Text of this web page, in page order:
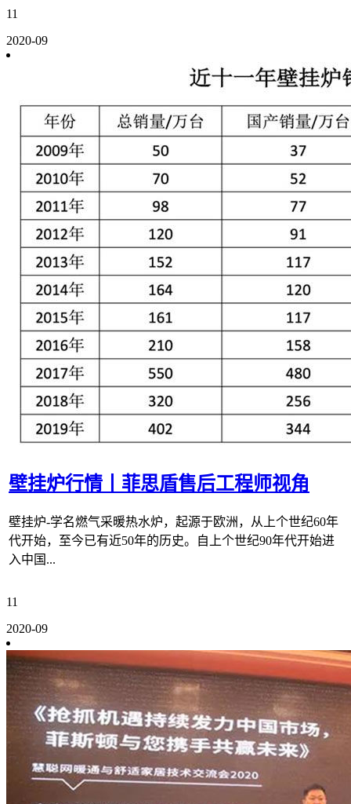
11
2020-09
壁挂炉行情丨菲思盾售后工程师视角
壁挂炉-学名燃气采暖热水炉，起源于欧洲，从上个世纪60年
代开始，至今已有近50年的历史。自上个世纪90年代开始进
入中国...
11
2020-09